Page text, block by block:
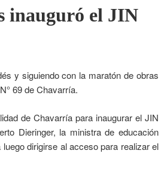
inauguró el JIN
y siguiendo con la maratón de obras
69 de Chavarría.
de Chavarría para inaugurar el JIN
Dieringer, la ministra de educación
dirigirse al acceso para realizar el